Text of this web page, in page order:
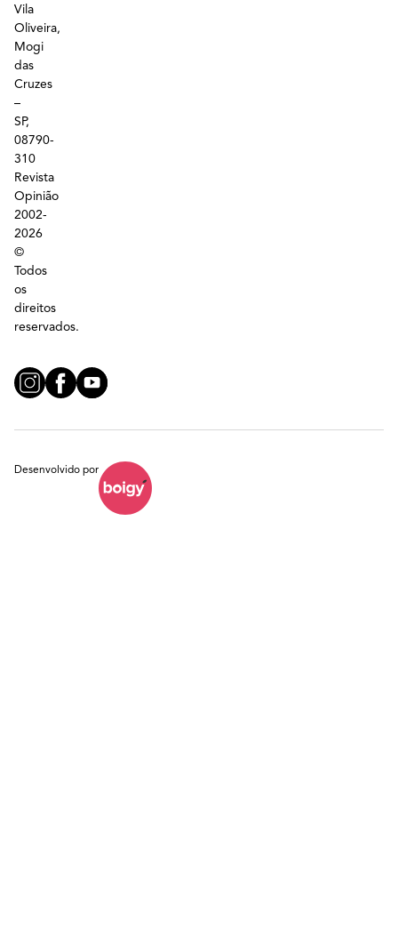
Vila
Oliveira,
Mogi
das
Cruzes
–
SP,
08790-
310
Revista
Opinião
2002-
2026
©
Todos
os
direitos
reservados.
Desenvolvido por